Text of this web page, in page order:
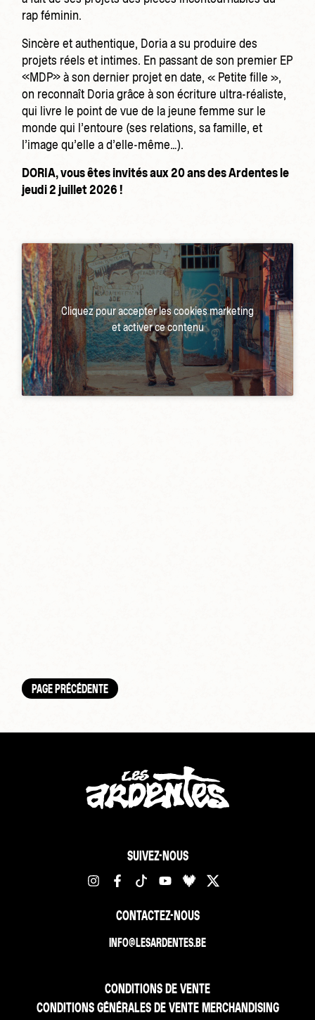
rap féminin.
Sincère et authentique, Doria a su produire des
projets réels et intimes. En passant de son premier EP
«MDP» à son dernier projet en date, « Petite fille »,
on reconnaît Doria grâce à son écriture ultra-réaliste,
qui livre le point de vue de la jeune femme sur le
monde qui l’entoure (ses relations, sa famille, et
l’image qu’elle a d’elle-même…).
DORIA, vous êtes invités aux 20 ans des Ardentes le
jeudi 2 juillet 2026 !
Cliquez pour accepter les cookies marketing
et activer ce contenu
PAGE PRÉCÉDENTE
SUIVEZ-NOUS
CONTACTEZ-NOUS
INFO@LESARDENTES.BE
CONDITIONS DE VENTE
CONDITIONS GÉNÉRALES DE VENTE MERCHANDISING